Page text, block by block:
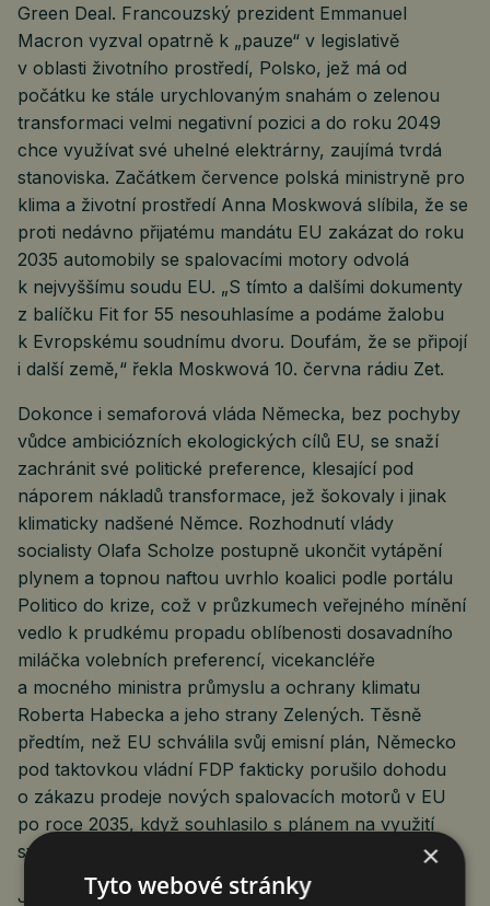
Green Deal. Francouzský prezident Emmanuel
Macron vyzval opatrně k „pauze“ v legislativě
v oblasti životního prostředí, Polsko, jež má od
počátku ke stále urychlovaným snahám o zelenou
transformaci velmi negativní pozici a do roku 2049
chce využívat své uhelné elektrárny, zaujímá tvrdá
stanoviska. Začátkem července polská ministryně pro
klima a životní prostředí Anna Moskwová slíbila, že se
proti nedávno přijatému mandátu EU zakázat do roku
2035 automobily se spalovacími motory odvolá
k nejvyššímu soudu EU. „S tímto a dalšími dokumenty
z balíčku Fit for 55 nesouhlasíme a podáme žalobu
k Evropskému soudnímu dvoru. Doufám, že se připojí
i další země,“ řekla Moskwová 10. června rádiu Zet.
Dokonce i semaforová vláda Německa, bez pochyby
vůdce ambiciózních ekologických cílů EU, se snaží
zachránit své politické preference, klesající pod
náporem nákladů transformace, jež šokovaly i jinak
klimaticky nadšené Němce. Rozhodnutí vlády
socialisty Olafa Scholze postupně ukončit vytápění
plynem a topnou naftou uvrhlo koalici podle portálu
Politico do krize, což v průzkumech veřejného mínění
vedlo k prudkému propadu oblíbenosti dosavadního
miláčka volebních preferencí, vicekancléře
a mocného ministra průmyslu a ochrany klimatu
Roberta Habecka a jeho strany Zelených. Těsně
předtím, než EU schválila svůj emisní plán, Německo
pod taktovkou vládní FDP fakticky porušilo dohodu
o zákazu prodeje nových spalovacích motorů v EU
po roce 2035, když souhlasilo s plánem na využití
syntetických paliv.
Jaderná energie zůstává v EU rozdělujícím tématem,
×
Tyto webové stránky